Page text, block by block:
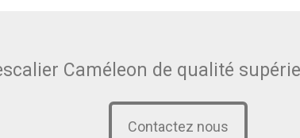
Caméleon de qualité
Contactez nous